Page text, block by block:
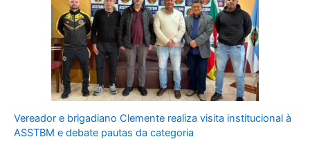
Vereador e brigadiano Clemente realiza visita institucional à
ASSTBM e debate pautas da categoria